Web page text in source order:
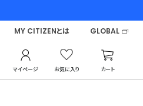
マイページ お気に入り カート
MY CITIZENとは GLOBAL